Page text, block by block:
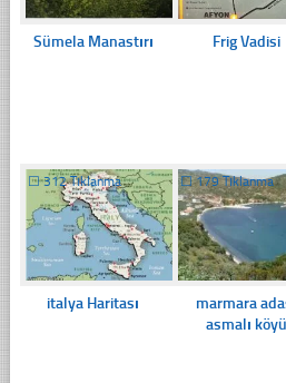
Sümela Manastırı Frig Vadisi
☐312 Tıklanma
italya Haritası
☐179 Tıklanma
marmara
asmalı köyü